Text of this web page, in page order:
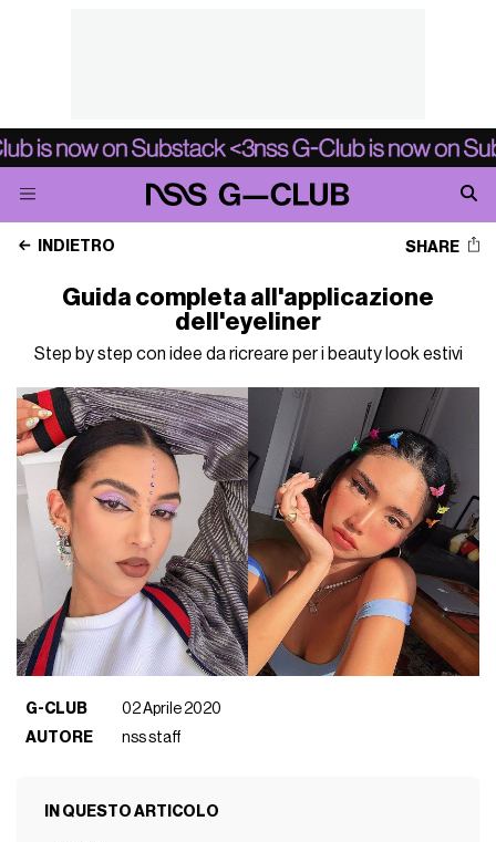
INDIETRO SHARE
Guida completa all'applicazione
dell'eyeliner
Step by step con idee da ricreare per i beauty look estivi
G-CLUB
02 Aprile 2020
AUTORE
nss staff
IN QUESTO ARTICOLO